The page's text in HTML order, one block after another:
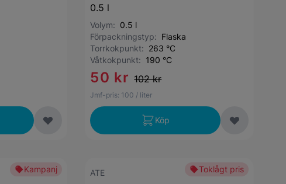
0.5 l
Volym: 0.5 l
Förpackningstyp: Flaska
Torrkokpunkt: 263 °C
Våtkokpunkt: 190 °C
50 kr 102 kr
Jmf-pris: 100 / liter
Köp
Kampanj Toklågt pris
ATE